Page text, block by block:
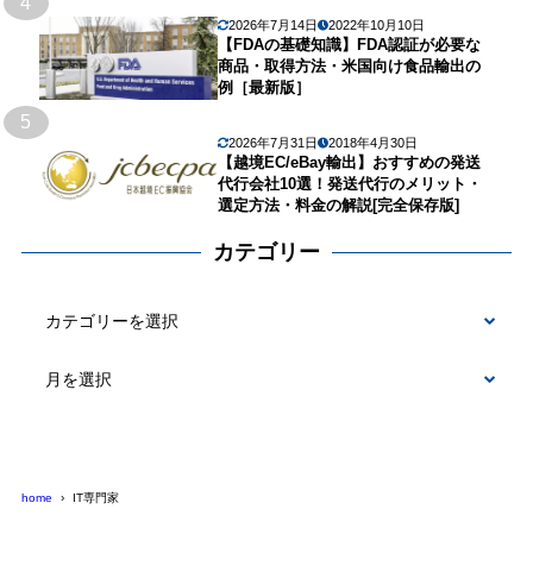
2026年7月14日 2022年10月10日
【FDAの基礎知識】FDA認証が必要な
商品・取得方法・米国向け食品輸出の
例［最新版］
5
2026年7月31日 2018年4月30日
【越境EC/eBay輸出】おすすめの発送
代行会社10選！発送代行のメリット・
選定方法・料金の解説[完全保存版]
カテゴリー
home IT専門家